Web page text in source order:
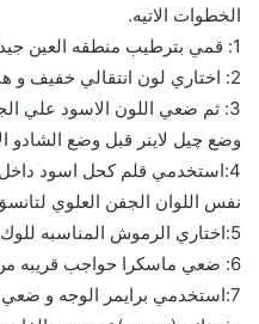
الخطوات الاتيه.
1: قمي بترطيب منطقه العين جيدا و ضعي برايمر شادو .
2: اختاري لون انتقالي خفيف و هادي و ضعيه علي الجفن الثابت .
3: ثم ضعي اللون الاسود علي
وضع چيل لاينر قبل وضع الشادو
4:استخدمي قلم كحل اسود
نفس اللوان الجفن العلوي
5:اختاري الرموش المناسبه للوك و لشكل عينك .
6: ضعي ماسكرا حواجب قريبه من لون شعرك
7:استخدمي برايمر الوجه و